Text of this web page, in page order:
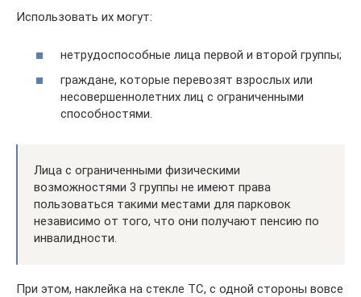
Использовать их могут:
нетрудоспособные лица первой и второй группы;
граждане, которые перевозят взрослых или
несовершеннолетних лиц с ограниченными
способностями.
Лица с ограниченными физическими
возможностями 3 группы не имеют права
пользоваться такими местами для парковок
независимо от того, что они получают пенсию по
инвалидности.
При этом, наклейка на стекле ТС, с одной стороны вовсе